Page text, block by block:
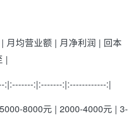
月均营业额 | 月净利润 | 回本
|
:|:-------:|:-------:|:------------:|
8000元 | 2000-4000元 | 3-